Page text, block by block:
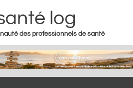
to navigation
log
des professionnels de santé